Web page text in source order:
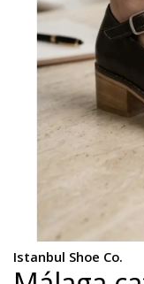
Istanbul Shoe Co.